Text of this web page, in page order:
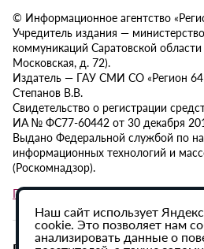
© Информационное агентство
Учредитель издания —
коммуникаций Саратовской области
Московская, д. 72).
Издатель — ГАУ СМИ СО «Регион
Степанов В.В.
Свидетельство о регистрации
ИА № ФС77-60442 от 30 декабря
Выдано Федеральной службой по
информационных технологий и
(Роскомнадзор).
Политика в отношении обработки
Наш сайт использует
cookie. Это позволяет нам
анализировать данные о